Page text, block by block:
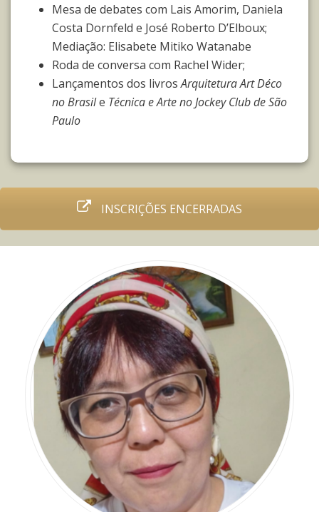
Mesa de debates com Lais Amorim, Daniela
Costa Dornfeld e José Roberto D’Elboux;
Mediação: Elisabete Mitiko Watanabe
Roda de conversa com Rachel Wider;
Lançamentos dos livrosArquitetura Art Déco
no Brasile Técnica e Arte no Jockey Club de São
Paulo
INSCRIÇÕES ENCERRADAS